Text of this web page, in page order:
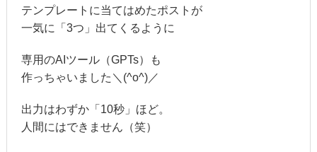
テンプレートに当てはめたポストが
一気に「3つ」出てくるように
専用のAIツール（GPTs）も
作っちゃいました＼(^o^)／
出力はわずか「10秒」ほど。
人間にはできません（笑）